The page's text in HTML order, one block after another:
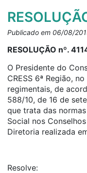
Publicado em 06/08/
RESOLUÇÃO nº.
O Presidente do
CRESS 6ª Região,
regimentais, de
588/10, de 16 de
que trata das
Social nos
Diretoria realizada
Resolve: